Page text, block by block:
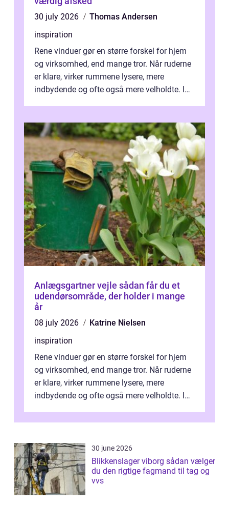
30 july 2026
Thomas Andersen
inspiration
Rene vinduer gør en større forskel for hjem
og virksomhed, end mange tror. Når ruderne
er klare, virker rummene lysere, mere
indbydende og ofte også mere velholdte. I
Anlægsgartner vejle sådan får du et
udendørsområde, der holder i mange
år
08 july 2026
Katrine Nielsen
inspiration
Rene vinduer gør en større forskel for hjem
og virksomhed, end mange tror. Når ruderne
er klare, virker rummene lysere, mere
indbydende og ofte også mere velholdte. I
30 june 2026
Blikkenslager viborg sådan vælger
du den rigtige fagmand til tag og
vvs